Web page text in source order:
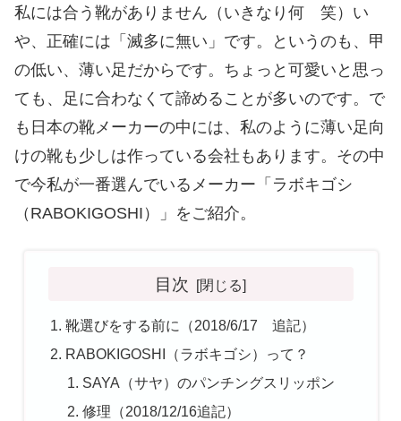
私には合う靴がありません（いきなり何 笑）い
や、正確には「滅多に無い」です。というのも、甲
の低い、薄い足だからです。ちょっと可愛いと思っ
ても、足に合わなくて諦めることが多いのです。で
も日本の靴メーカーの中には、私のように薄い足向
けの靴も少しは作っている会社もあります。その中
で今私が一番選んでいるメーカー「ラボキゴシ
（RABOKIGOSHI）」をご紹介。
目次
靴選びをする前に（2018/6/17 追記）
RABOKIGOSHI（ラボキゴシ）って？
SAYA（サヤ）のパンチングスリッポン
修理（2018/12/16追記）